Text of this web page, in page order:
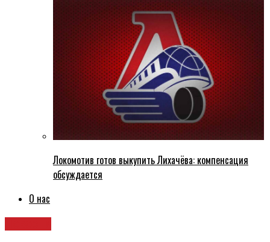
Локомотив готов выкупить Лихачёва: компенсация
обсуждается
О нас